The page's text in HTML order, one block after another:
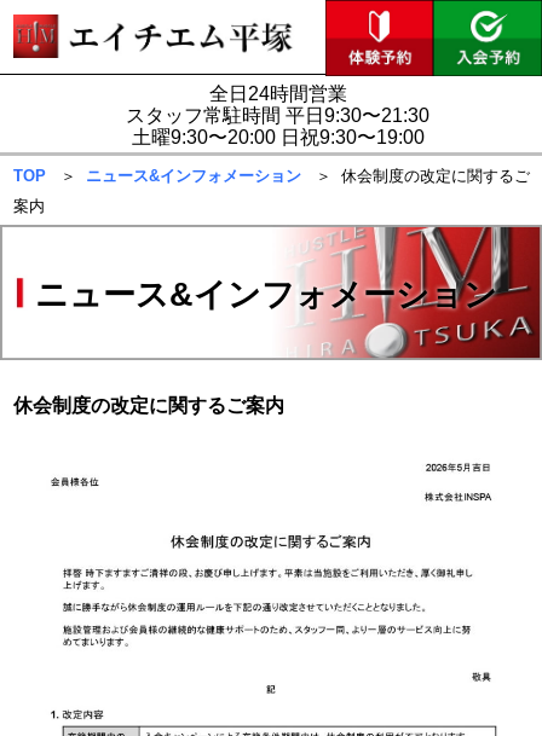
全日24時間営業
スタッフ常駐時間 平日9:30〜21:30
土曜9:30〜20:00 日祝9:30〜19:00
TOP ＞ ニュース&インフォメーション
＞ 休会制度の改定に関するご
案内
ニュース&インフォメーション
休会制度の改定に関するご案内